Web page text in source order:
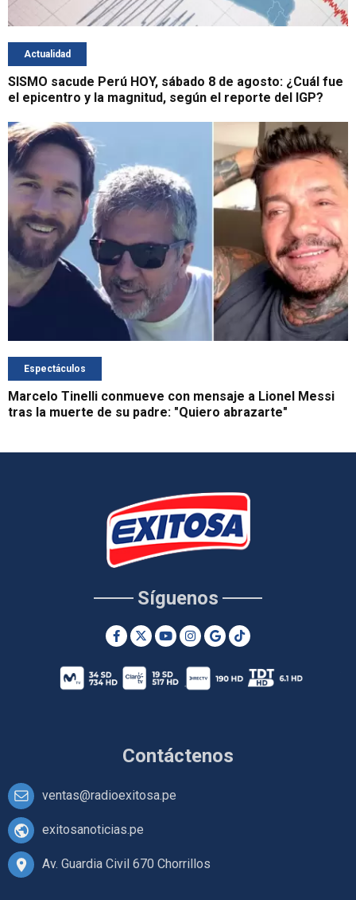
Actualidad
SISMO sacude Perú HOY, sábado 8 de agosto: ¿Cuál fue
el epicentro y la magnitud, según el reporte del IGP?
Espectáculos
Marcelo Tinelli conmueve con mensaje a Lionel Messi
tras la muerte de su padre: "Quiero abrazarte"
Contáctenos
ventas@radioexitosa.pe
exitosanoticias.pe
Av. Guardia Civil 670 Chorrillos
Síguenos